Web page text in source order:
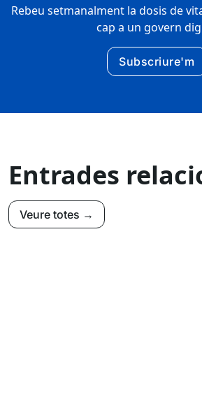
Rebeu setmanalment la dosis de
cap a un govern
Subscriure'm
Entrades
Veure totes →